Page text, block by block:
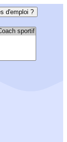
d'emploi ?